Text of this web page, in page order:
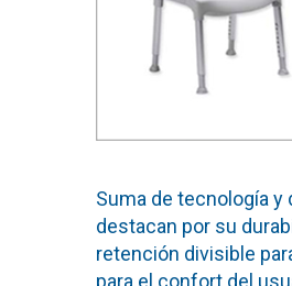
Suma de tecnología y
destacan por su
retención divisible
para el confort del